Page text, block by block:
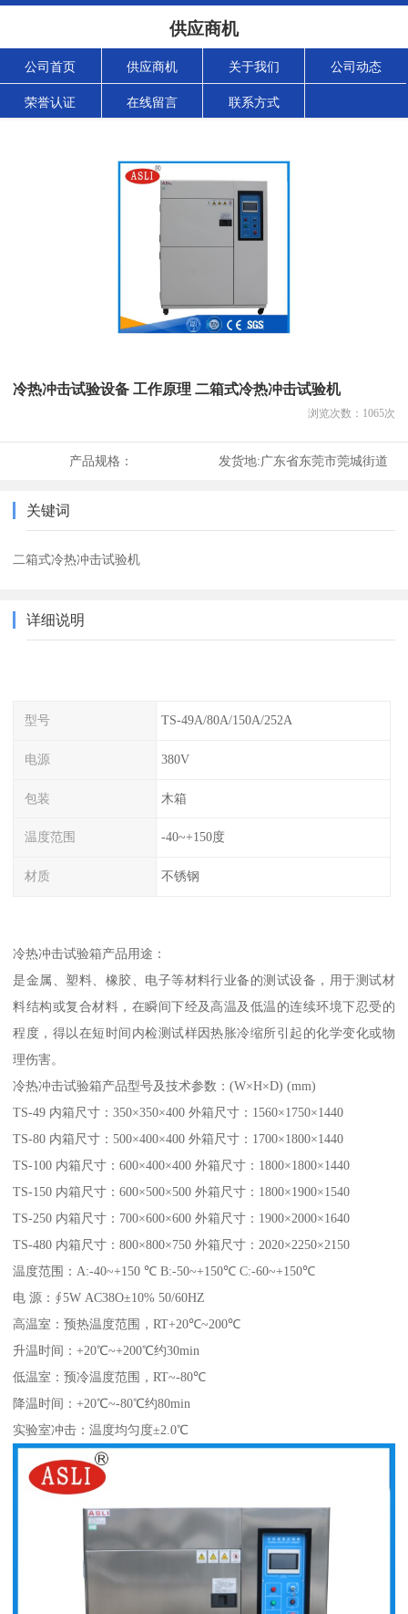
供应商机
公司首页 供应商机 关于我们 公司动态
荣誉认证 在线留言 联系方式
冷热冲击试验设备 工作原理 二箱式冷热冲击试验机
浏览次数： 1065次
产品规格： 发货地:广东省东莞市莞城街道
关键词
二箱式冷热冲击试验机
详细说明
型号 TS-49A/80A/150A/252A
电源 380V
包装 木箱
温度范围 -40~+150度
材质 不锈钢
冷热冲击试验箱产品用途：
是金属、塑料、橡胶、电子等材料行业备的测试设备，用于测试材
料结构或复合材料，在瞬间下经及高温及低温的连续环境下忍受的
程度，得以在短时间内检测试样因热胀冷缩所引起的化学变化或物
理伤害。
冷热冲击试验箱产品型号及技术参数：(W×H×D) (mm)
TS-49 内箱尺寸：350×350×400 外箱尺寸：1560×1750×1440
TS-80 内箱尺寸：500×400×400 外箱尺寸：1700×1800×1440
TS-100 内箱尺寸：600×400×400 外箱尺寸：1800×1800×1440
TS-150 内箱尺寸：600×500×500 外箱尺寸：1800×1900×1540
TS-250 内箱尺寸：700×600×600 外箱尺寸：1900×2000×1640
TS-480 内箱尺寸：800×800×750 外箱尺寸：2020×2250×2150
温度范围：A:-40~+150 ℃ B:-50~+150℃ C:-60~+150℃
电 源：∮5W AC38O±10% 50/60HZ
高温室：预热温度范围，RT+20℃~200℃
升温时间：+20℃~+200℃约30min
低温室：预冷温度范围，RT~-80℃
降温时间：+20℃~-80℃约80min
实验室冲击：温度均匀度±2.0℃